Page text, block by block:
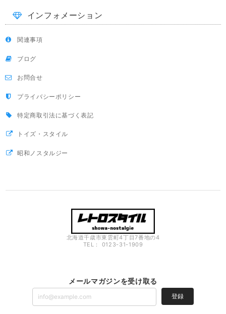
インフォメーション
関連事項
ブログ
お問合せ
プライバシーポリシー
特定商取引法に基づく表記
トイズ・スタイル
昭和ノスタルジー
北海道千歳市東雲町4丁目7番地の4
TEL： 0123-31-1909
メールマガジンを受け取る
登録